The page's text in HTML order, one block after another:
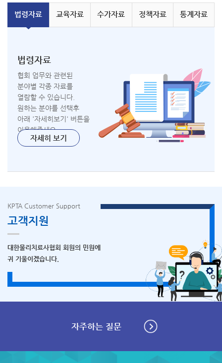
법령자료 교육자료 수가자료 정책자료 통계자료
법령자료
협회 업무와 관련된
분야별 각종 자료를
열람할 수 있습니다.
원하는 분야를 선택후
아래 '자세히보기' 버튼을
이용해주세요.
자세히 보기
KPTA Customer Support
고객지원
대한물리치료사협회 회원의 민원에
귀 기울이겠습니다.
자주하는 질문